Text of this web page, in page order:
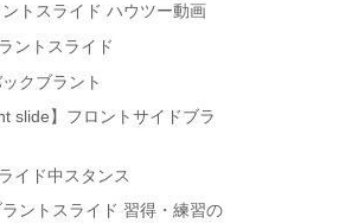
トスライド ハウツー動画
ントスライド
クブラント
slide】フロントサイドブラ
イド中スタンス
ントスライド 習得・練習の